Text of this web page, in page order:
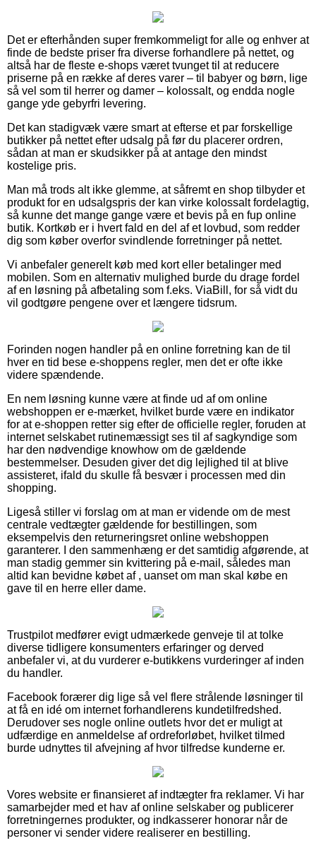
Det er efterhånden super fremkommeligt for alle og enhver at
finde de bedste priser fra diverse forhandlere på nettet, og
altså har de fleste e-shops været tvunget til at reducere
priserne på en række af deres varer – til babyer og børn, lige
så vel som til herrer og damer – kolossalt, og endda nogle
gange yde gebyrfri levering.
Det kan stadigvæk være smart at efterse et par forskellige
butikker på nettet efter udsalg på før du placerer ordren,
sådan at man er skudsikker på at antage den mindst
kostelige pris.
Man må trods alt ikke glemme, at såfremt en shop tilbyder et
produkt for en udsalgspris der kan virke kolossalt fordelagtig,
så kunne det mange gange være et bevis på en fup online
butik. Kortkøb er i hvert fald en del af et lovbud, som redder
dig som køber overfor svindlende forretninger på nettet.
Vi anbefaler generelt køb med kort eller betalinger med
mobilen. Som en alternativ mulighed burde du drage fordel
af en løsning på afbetaling som f.eks. ViaBill, for så vidt du
vil godtgøre pengene over et længere tidsrum.
Forinden nogen handler på en online forretning kan de til
hver en tid bese e-shoppens regler, men det er ofte ikke
videre spændende.
En nem løsning kunne være at finde ud af om online
webshoppen er e-mærket, hvilket burde være en indikator
for at e-shoppen retter sig efter de officielle regler, foruden at
internet selskabet rutinemæssigt ses til af sagkyndige som
har den nødvendige knowhow om de gældende
bestemmelser. Desuden giver det dig lejlighed til at blive
assisteret, ifald du skulle få besvær i processen med din
shopping.
Ligeså stiller vi forslag om at man er vidende om de mest
centrale vedtægter gældende for bestillingen, som
eksempelvis den returneringsret online webshoppen
garanterer. I den sammenhæng er det samtidig afgørende, at
man stadig gemmer sin kvittering på e-mail, således man
altid kan bevidne købet af , uanset om man skal købe en
gave til en herre eller dame.
Trustpilot medfører evigt udmærkede genveje til at tolke
diverse tidligere konsumenters erfaringer og derved
anbefaler vi, at du vurderer e-butikkens vurderinger af inden
du handler.
Facebook forærer dig lige så vel flere strålende løsninger til
at få en idé om internet forhandlerens kundetilfredshed.
Derudover ses nogle online outlets hvor det er muligt at
udfærdige en anmeldelse af ordreforløbet, hvilket tilmed
burde udnyttes til afvejning af hvor tilfredse kunderne er.
Vores website er finansieret af indtægter fra reklamer. Vi har
samarbejder med et hav af online selskaber og publicerer
forretningernes produkter, og indkasserer honorar når de
personer vi sender videre realiserer en bestilling.